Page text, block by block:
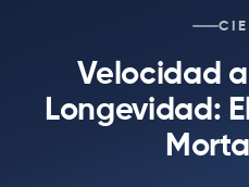
90 Días
Velocidad
Longevidad: